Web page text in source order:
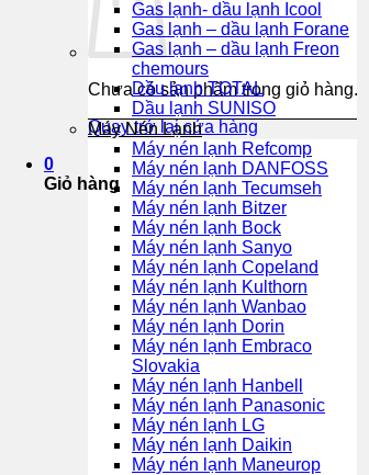
Chưa có sản phẩm trong giỏ hàng.
Quay trở lại cửa hàng
0
Giỏ hàng
Gas lạnh- dầu lạnh Icool
Gas lạnh – dầu lạnh Forane
Gas lạnh – dầu lạnh Freon
chemours
Dầu lạnh TOTAL
Dầu lạnh SUNISO
Máy Nén Lạnh
Máy nén lạnh Refcomp
Máy nén lạnh DANFOSS
Máy nén lạnh Tecumseh
Máy nén lạnh Bitzer
Máy nén lạnh Bock
Máy nén lạnh Sanyo
Máy nén lạnh Copeland
Máy nén lạnh Kulthorn
Máy nén lạnh Wanbao
Máy nén lạnh Dorin
Máy nén lạnh Embraco
Slovakia
Máy nén lạnh Hanbell
Máy nén lạnh Panasonic
Máy nén lạnh LG
Máy nén lạnh Daikin
Máy nén lạnh Maneurop